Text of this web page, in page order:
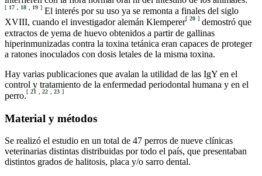
[ 17 18 19 ] El interés por su uso ya se remonta a finales del siglo
XVIII, cuando el investigador alemán Klemperer[ 20 ] demostró que
extractos de yema de huevo obtenidos a partir de gallinas
hiperinmunizadas contra la toxina tetánica eran capaces de proteger
a ratones inoculados con dosis letales de la misma toxina.
Hay varias publicaciones que avalan la utilidad de las IgY en el
control y tratamiento de la enfermedad periodontal humana y en el
perro.[ 21 22 23 ]
Material y métodos
Se realizó el estudio en un total de 47 perros de nueve clínicas
veterinarias distintas distribuidas por todo el país, que presentaban
distintos grados de halitosis, placa y/o sarro dental.